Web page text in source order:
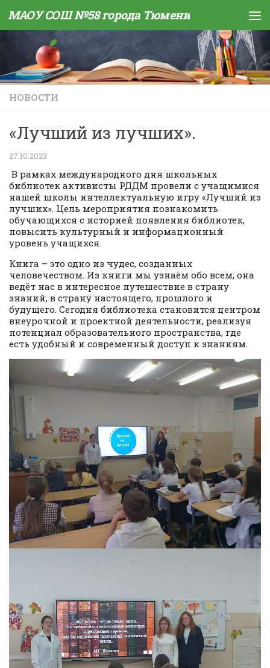
Skip to content
МАОУ СОШ №58 города Тюмени
НОВОСТИ
«Лучший из лучших».
27.10.2023
В рамках международного дня школьных
библиотек активисты РДДМ провели с учащимися
нашей школы интеллектуальную игру «Лучший из
лучших». Цель мероприятия познакомить
обучающихся с историей появления библиотек,
повысить культурный и информационный
уровень учащихся.
Книга – это одно из чудес, созданных
человечеством. Из книги мы узнаём обо всем, она
ведёт нас в интересное путешествие в страну
знаний, в страну настоящего, прошлого и
будущего. Сегодня библиотека становится центром
внеурочной и проектной деятельности, реализуя
потенциал образовательного пространства, где
есть удобный и современный доступ к знаниям.